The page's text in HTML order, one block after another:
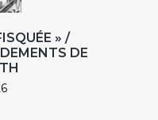
» /
DE